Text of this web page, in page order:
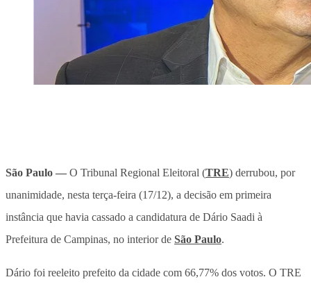
São Paulo — O Tribunal Regional Eleitoral (TRE) derrubou, por
unanimidade, nesta terça-feira (17/12), a decisão em primeira
instância que havia cassado a candidatura de Dário Saadi à
Prefeitura de Campinas, no interior de São Paulo.
Dário foi reeleito prefeito da cidade com 66,77% dos votos. O TRE